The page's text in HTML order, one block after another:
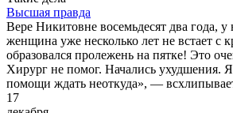
Высшая правда
Вере Никитовне восемьдесят два года, у
женщина уже несколько лет не встает с
образовался пролежень на пятке! Это
Хирург не помог. Начались ухудшения.
помощи ждать неоткуда», —
17